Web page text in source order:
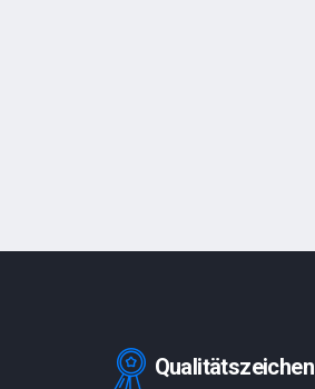
Qualitätszeichen